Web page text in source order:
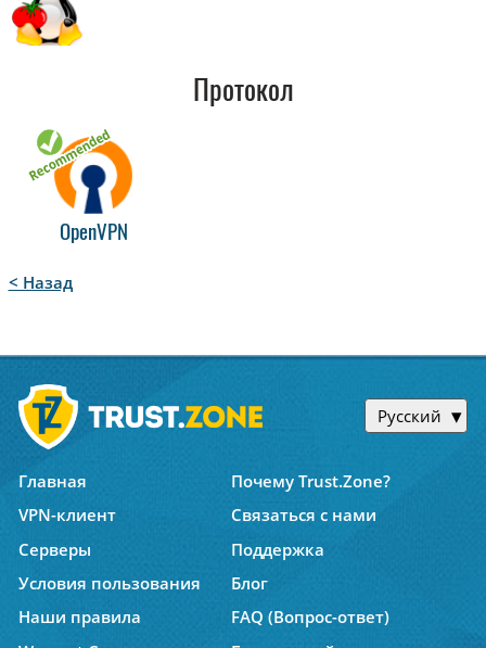
Протокол
OpenVPN
< Назад
Русский
Главная
Почему Trust.Zone?
VPN-клиент
Связаться с нами
Серверы
Поддержка
Условия пользования
Блог
Наши правила
FAQ (Вопрос-ответ)